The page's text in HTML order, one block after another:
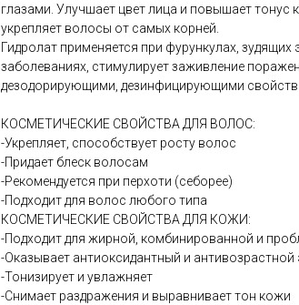
глазами. Улучшает цвет лица и повышает тонус
укрепляет волосы от самых корней.
Гидролат применяется при фурункулах, зудящих
заболеваниях, стимулирует заживление
дезодорирующими, дезинфицирующими
КОСМЕТИЧЕСКИЕ СВОЙСТВА ДЛЯ ВОЛОС:
-Укрепляет, способствует росту волос
-Придает блеск волосам
-Рекомендуется при перхоти (себорее)
-Подходит для волос любого типа
КОСМЕТИЧЕСКИЕ СВОЙСТВА ДЛЯ КОЖИ:
-Подходит для жирной, комбинированной и
-Оказывает антиоксидантный и
-Тонизирует и увлажняет
-Снимает раздражения и выравнивает тон кожи